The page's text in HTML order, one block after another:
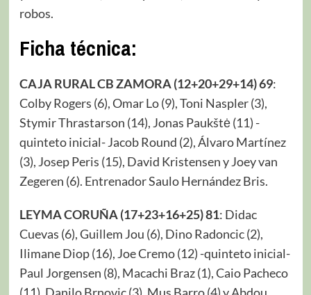
robos.
Ficha técnica:
CAJA RURAL CB ZAMORA (12+20+29+14) 69:
Colby Rogers (6), Omar Lo (9), Toni Naspler (3),
Stymir Thrastarson (14), Jonas Paukštė (11) -
quinteto inicial- Jacob Round (2), Álvaro Martínez
(3), Josep Peris (15), David Kristensen y Joey van
Zegeren (6). Entrenador Saulo Hernández Bris.
LEYMA CORUÑA (17+23+16+25) 81: Didac
Cuevas (6), Guillem Jou (6), Dino Radoncic (2),
Ilimane Diop (16), Joe Cremo (12) -quinteto inicial-
Paul Jorgensen (8), Macachi Braz (1), Caio Pacheco